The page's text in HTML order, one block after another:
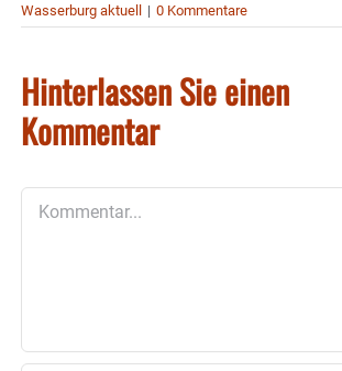
Wasserburg aktuell
| 0 Kommentare
Hinterlassen Sie einen
Kommentar